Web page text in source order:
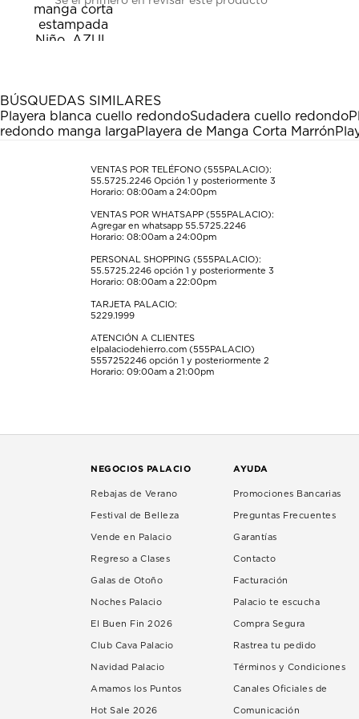
para
calificar
el
estrella
Esta
acción
abrirá
formulario
para
calificar
el
estrellas.
Esta
acción
abrirá
formulario
de
para
calificar
estrellas.
Esta
acción
abrirá
formulario
de
para
estrellas.
Esta
acción
abrirá
formulario
de
para
Esta
acción
abrirá
formulario
de
envío.
BÚSQUEDAS SIMILARES
Playera blanca cuello redondoSudadera cuello redondo
redondo manga largaPlayera de Manga Corta Marrón
VENTAS POR TELÉFONO (555PALACIO):
55.5725.2246 Opción 1 y posteriormente 3
Horario: 08:00am a 24:00pm
VENTAS POR WHATSAPP (555PALACIO):
Agregar en whatsapp 55.5725.2246
Horario: 08:00am a 24:00pm
PERSONAL SHOPPING (555PALACIO):
55.5725.2246 opción 1 y posteriormente 3
Horario: 08:00am a 22:00pm
TARJETA PALACIO:
5229.1999
ATENCIÓN A CLIENTES
elpalaciodehierro.com (555PALACIO)
5557252246 opción 1 y posteriormente 2
Horario: 09:00am a 21:00pm
NEGOCIOS PALACIO
Rebajas de Verano
Festival de Belleza
Vende en Palacio
Regreso a Clases
Galas de Otoño
Noches Palacio
El Buen Fin 2026
Club Cava Palacio
Navidad Palacio
Amamos los Puntos
Hot Sale 2026
AYUDA
Promociones Bancarias
Preguntas Frecuentes
Garantías
Contacto
Facturación
Palacio te escucha
Compra Segura
Rastrea tu pedido
Términos y Condiciones
Canales Oficiales de
Comunicación